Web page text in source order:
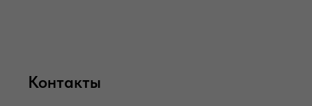
Контакты